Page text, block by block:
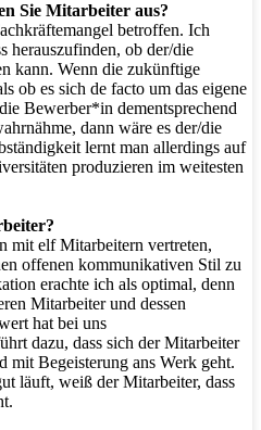
Sie Mitarbeiter aus?
betroffen. Ich
herauszufinden, ob der/die
kann. Wenn die zukünftige
ob es sich de facto um das eigene
Bewerber*in dementsprechend
dann wäre es der/die
lernt man allerdings auf
produzieren im weitesten
mit elf Mitarbeitern vertreten,
offenen kommunikativen Stil zu
erachte ich als optimal, denn
Mitarbeiter und dessen
hat bei uns
dazu, dass sich der Mitarbeiter
Begeisterung ans Werk geht.
läuft, weiß der Mitarbeiter, dass